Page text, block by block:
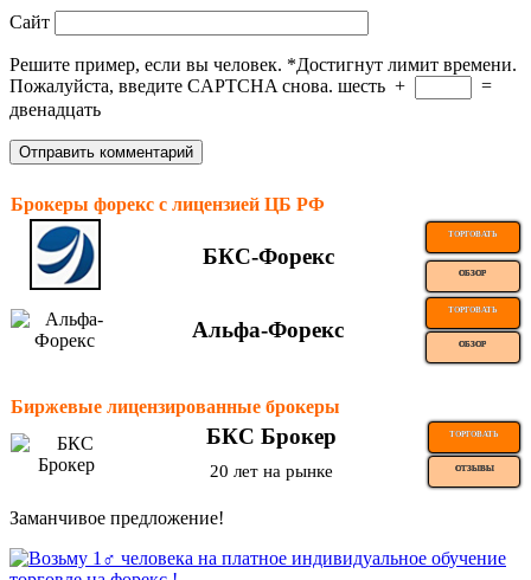
Сайт
Решите пример, если вы человек. *Достигнут лимит времени.
Пожалуйста, введите CAPTCHA снова. шесть +
=
двенадцать
Брокеры форекс с лицензией ЦБ РФ
БКС-Форекс
ТОРГОВАТЬ
ОБЗОР
Альфа-Форекс
ТОРГОВАТЬ
ОБЗОР
Биржевые лицензированные брокеры
БКС Брокер ТОРГОВАТЬ
20 лет на рынке ОТЗЫВЫ
Заманчивое предложение!